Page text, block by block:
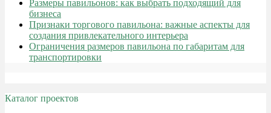
Размеры павильонов: как выбрать подходящий для
бизнеса
Признаки торгового павильона: важные аспекты для
создания привлекательного интерьера
Ограничения размеров павильона по габаритам для
транспортировки
Каталог проектов